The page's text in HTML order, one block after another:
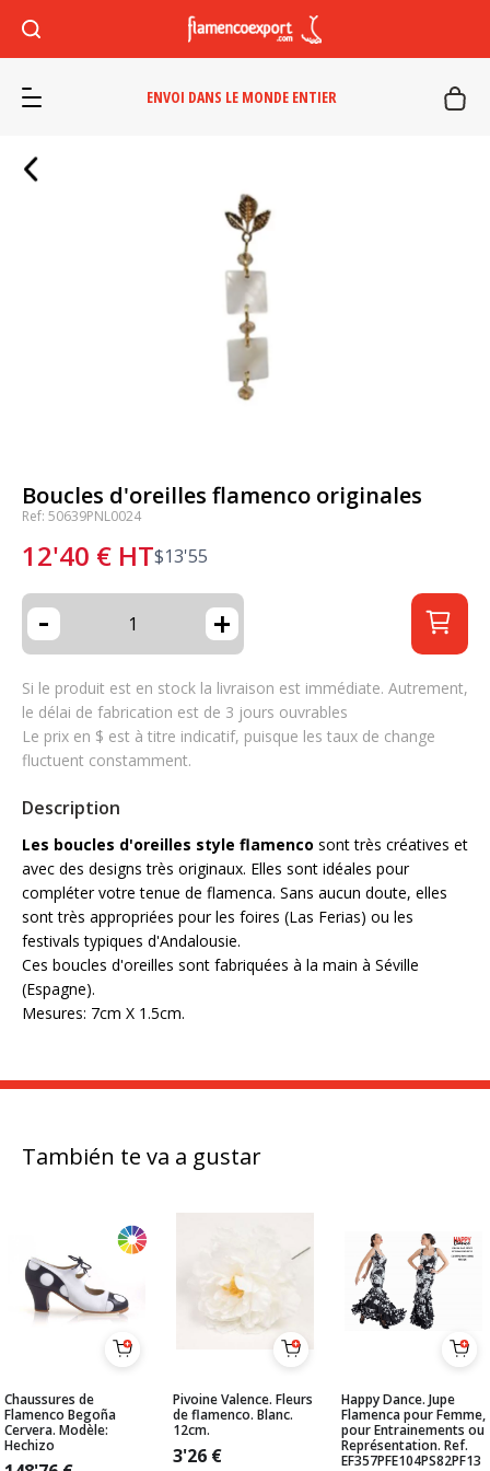
ENVOI DANS LE MONDE ENTIER
Boucles d'oreilles flamenco originales
Ref: 50639PNL0024
12'40 € HT$13'55
- +
Si le produit est en stock la livraison est immédiate. Autrement,
le délai de fabrication est de 3 jours ouvrables
Le prix en $ est à titre indicatif, puisque les taux de change
fluctuent constamment.
Description
Les boucles d'oreilles style flamenco sont très créatives et
avec des designs très originaux. Elles sont idéales pour
compléter votre tenue de flamenca. Sans aucun doute, elles
sont très appropriées pour les foires (Las Ferias) ou les
festivals typiques d'Andalousie.
Ces boucles d'oreilles sont fabriquées à la main à Séville
(Espagne).
Mesures: 7cm X 1.5cm.
También te va a gustar
Chaussures de
Flamenco Begoña
Cervera. Modèle:
Hechizo
Pivoine Valence. Fleurs
de flamenco. Blanc.
12cm.
3'26 €
Happy Dance. Jupe
Flamenca pour Femme,
pour Entrainements ou
Représentation. Ref.
EF357PFE104PS82PF13